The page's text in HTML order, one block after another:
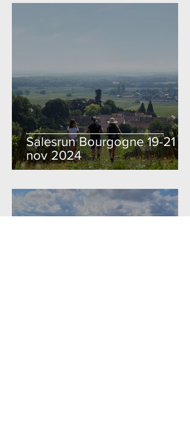
Salesrun Bourgogne 19-21
nov 2024